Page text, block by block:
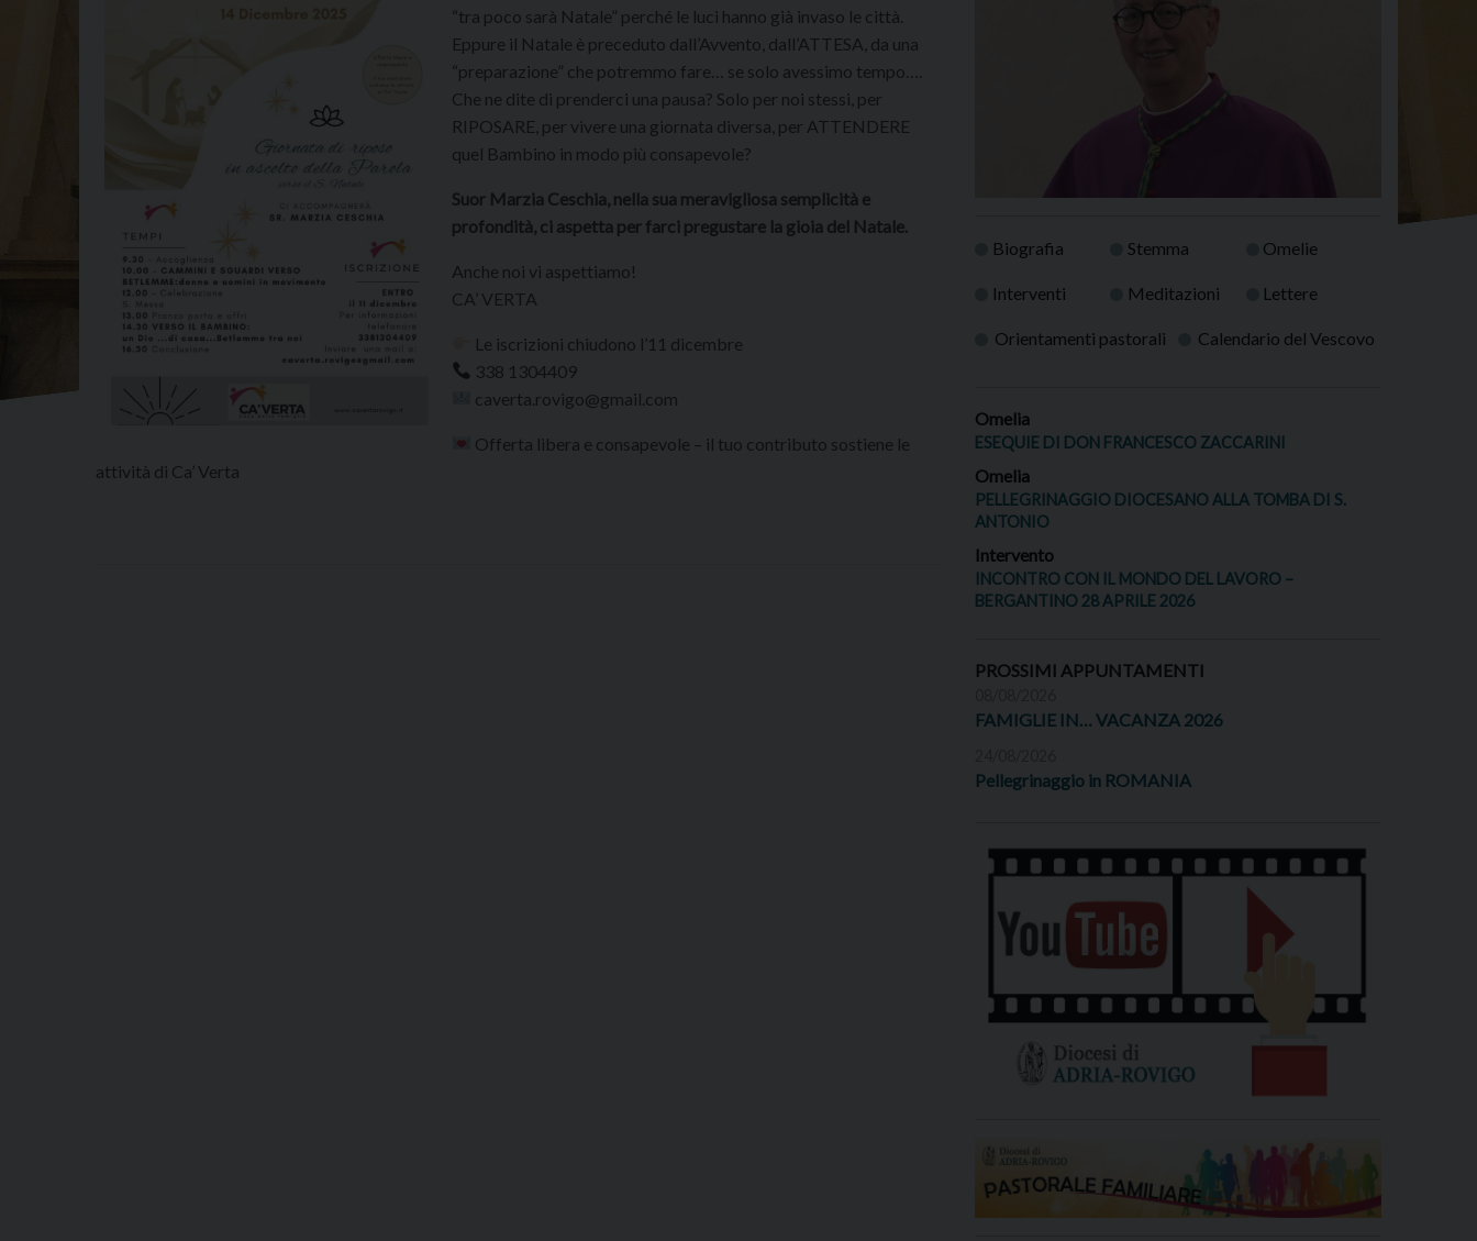
“tra poco sarà Natale” perché le luci hanno già invaso le città.
Eppure il Natale è preceduto dall’Avvento, dall’ATTESA, da una
“preparazione” che potremmo fare… se solo avessimo tempo….
Che ne dite di prenderci una pausa? Solo per noi stessi, per
RIPOSARE, per vivere una giornata diversa, per ATTENDERE
quel Bambino in modo più consapevole?
Suor Marzia Ceschia, nella sua meravigliosa semplicità e
profondità, ci aspetta per farci pregustare la gioia del Natale.
Anche noi vi aspettiamo!
CA’ VERTA
Le iscrizioni chiudono l’11 dicembre
338 1304409
caverta.rovigo@gmail.com
Offerta libera e consapevole – il tuo contributo sostiene le
attività di Ca’ Verta
Biografia Stemma Omelie
Interventi Meditazioni Lettere
Orientamenti pastorali Calendario del Vescovo
Omelia
ESEQUIE DI DON FRANCESCO ZACCARINI
Omelia
PELLEGRINAGGIO DIOCESANO ALLA TOMBA DI S.
ANTONIO
Intervento
INCONTRO CON IL MONDO DEL LAVORO –
BERGANTINO 28 APRILE 2026
PROSSIMI APPUNTAMENTI
FAMIGLIE IN… VACANZA 2026
Pellegrinaggio in ROMANIA